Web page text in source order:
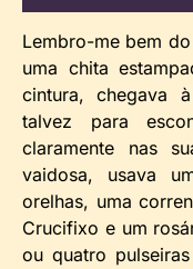
Lembro-me bem
uma chita
cintura, chegava
talvez para
claramente nas
vaidosa, usava
orelhas, uma
Crucifixo e um
ou quatro